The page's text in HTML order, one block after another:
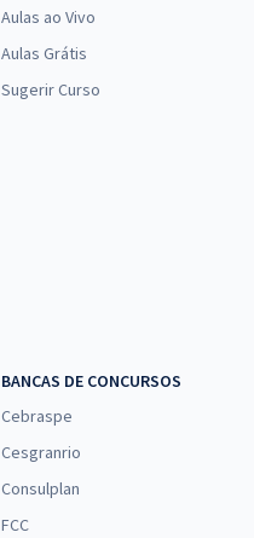
Aulas ao Vivo
Aulas Grátis
Sugerir Curso
BANCAS DE CONCURSOS
Cebraspe
Cesgranrio
Consulplan
FCC